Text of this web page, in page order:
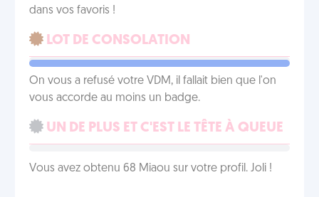
dans vos favoris !
LOT DE CONSOLATION
On vous a refusé votre VDM, il fallait bien que l'on
vous accorde au moins un badge.
UN DE PLUS ET C'EST LE TÊTE À QUEUE
Vous avez obtenu 68 Miaou sur votre profil. Joli !